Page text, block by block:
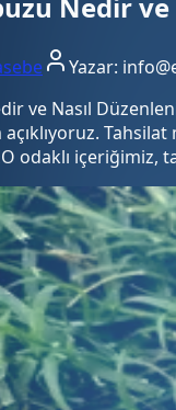
Yazar:
ve Nasıl
açıklıyoruz.
odaklı